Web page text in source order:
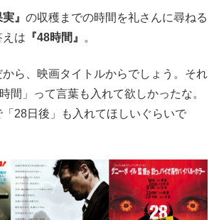
』 の収穫までの時間を礼さんに尋ねる
えは 『48時間』 。
ら、映画タイトルからでしょう。それ
間」って言葉も入れて欲しかったな。
28日後」も入れてほしいぐらいで